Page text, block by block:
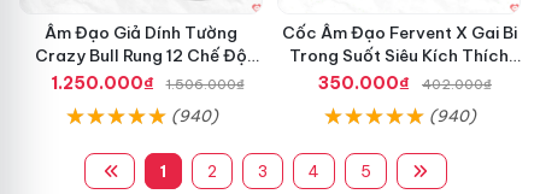
Âm Đạo Giả Dính Tường
Crazy Bull Rung 12 Chế Độ
Siêu Mạnh
1.250.000₫ 1.506.000₫
(940)
Cốc Âm Đạo Fervent X Gai Bi
Trong Suốt Siêu Kích Thích
Nam Giới
350.000₫ 402.000₫
(940)
1 2 3 4 5